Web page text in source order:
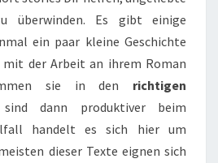
überwinden. Es gibt einige
ein paar kleine Geschichte
mit der Arbeit an ihrem Roman
sie in den richtigen
dann produktiver beim
handelt es sich hier um
dieser Texte eignen sich